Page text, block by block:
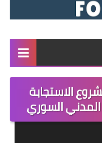
عمل داخل سوريا
الاستجابة
المدني السوري